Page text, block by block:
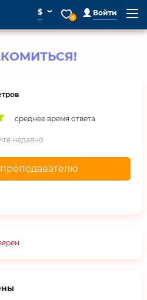
$ ⌄
0
Войти
среднее время ответа
недавно